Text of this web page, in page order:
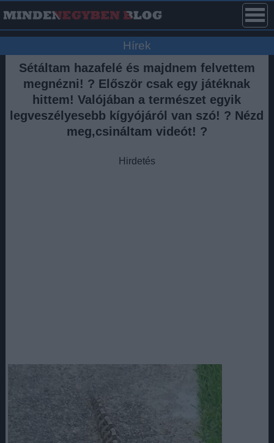
Hírek
Sétáltam hazafelé és majdnem felvettem
megnézni! ? Először csak egy játéknak
hittem! Valójában a természet egyik
legveszélyesebb kígyójáról van szó! ? Nézd
meg,csináltam videót! ?
Hirdetés